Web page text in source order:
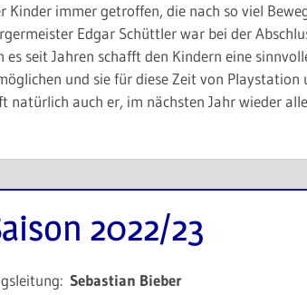
Kinder immer getroffen, die nach so viel
Edgar Schüttler war bei der
es seit Jahren schafft den Kindern eine
und sie für diese Zeit von Playstation
natürlich auch er, im nächsten Jahr wieder
2022/23
Sebastian Bieber